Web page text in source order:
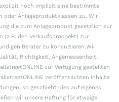
noch implizit eine bestimmte
oder Anlageproduktklassen zu. Wir
die zum Anlageprodukt gesetzlich zur
(z.B. den Verkaufsprospekt) zur
Berater zu konsultieren.Wir
Richtigkeit, Angemessenheit,
zur Verfügung gestellten
veröffentlichten Inhalte
so geschieht dies auf eigenes
wir unsere Haftung für etwaige